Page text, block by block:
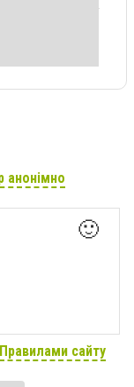
анонімно
🙂
Правилами сайту